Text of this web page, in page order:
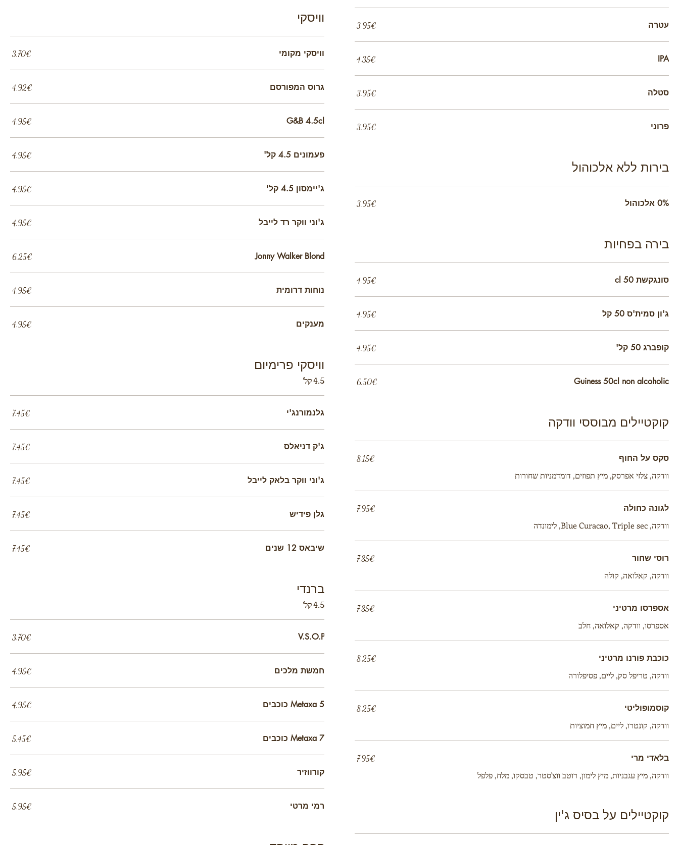
עטרה ‏3.95 ‏€
IPA
‏4.35 ‏€
סטלה ‏3.95 ‏€
פרוני ‏3.95 ‏€
בירות ללא אלכוהול
0% אלכוהול ‏3.95 ‏€
בירה בפחיות
סונגקשת 50 cl ‏4.95 ‏€
ג'ון סמית'ס 50 קל ‏4.95 ‏€
קופברג 50 קל' ‏4.95 ‏€
Guiness 50cl non alcoholic
‏6.50 ‏€
קוקטיילים מבוססי וודקה
סקס על החוף
וודקה, צלזי אפרסק, מיץ תפוזים, דומדמניות שחורות
‏8.15 ‏€
לגונה כחולה
וודקה, Blue Curacao, Triple sec, לימונדה
‏7.95 ‏€
רוסי שחור
וודקה, קאלואה, קולה
‏7.85 ‏€
אספרסו מרטיני
אספרסו, וודקה, קאלואה, חלב
‏7.85 ‏€
כוכבת פורנו מרטיני
וודקה, טריפל סק, ליים, פסיפלורה
‏8.25 ‏€
קוסמופוליטי
וודקה, קונטרו, ליים, מיץ חמוציות
‏8.25 ‏€
בלאדי מרי
וודקה, מיץ עגבניות, מיץ לימון, רוטב ווצ'סטר, טבסקו, מלח, פלפל
‏7.95 ‏€
קוקטיילים על בסיס ג'ין
וויסקי
וויסקי מקומי ‏3.70 ‏€
גרוס המפורסם ‏4.92 ‏€
G&B 4.5cl
‏4.95 ‏€
פעמונים 4.5 קל' ‏4.95 ‏€
ג'יימסון 4.5 קל' ‏4.95 ‏€
ג'וני ווקר רד לייבל ‏4.95 ‏€
Jonny Walker Blond
‏6.25 ‏€
נוחות דרומית ‏4.95 ‏€
מענקים ‏4.95 ‏€
וויסקי פרימיום
4.5 קל'
גלנמורנג'י ‏7.45 ‏€
ג'ק דניאלס ‏7.45 ‏€
ג'וני ווקר בלאק לייבל ‏7.45 ‏€
גלן פידיש ‏7.45 ‏€
שיבאס 12 שנים ‏7.45 ‏€
ברנדי
4.5 קל'
V.S.O.P
‏3.70 ‏€
חמשת מלכים ‏4.95 ‏€
Metaxa 5 כוכבים ‏4.95 ‏€
Metaxa 7 כוכבים ‏5.45 ‏€
קורווזיר ‏5.95 ‏€
רמי מרטי ‏5.95 ‏€